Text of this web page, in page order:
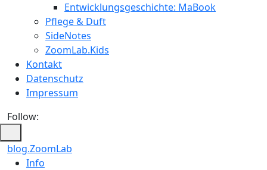
Entwicklungsgeschichte: MaBook
Pflege & Duft
SideNotes
ZoomLab.Kids
Kontakt
Datenschutz
Impressum
Follow:
blog.ZoomLab
Info